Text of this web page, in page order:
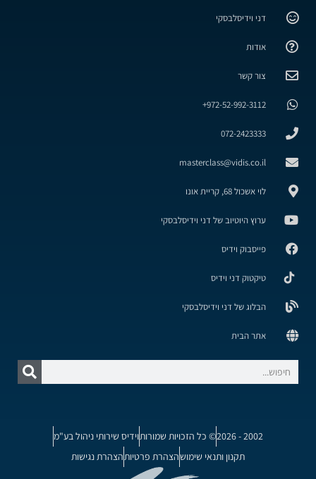
דני וידיסלבסקי
אודות
צור קשר
972-52-992-3112+
072-2423333
masterclass@vidis.co.il
לוי אשכול 68, קריית אונו
ערוץ היוטיוב של דני וידיסלבסקי
פייסבוק וידיס
טיקטוק דני וידיס
הבלוג של דני וידיסלבסקי
אתר הבית
2002 - 2026 © כל הזכויות שמורותוידיס שירותי ניהול בע"מ
תקנון ותנאי שימושהצהרת פרטיותהצהרת נגישות